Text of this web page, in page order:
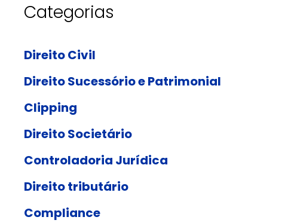
Categorias
Direito Civil
Direito Sucessório e Patrimonial
Clipping
Direito Societário
Controladoria Jurídica
Direito tributário
Compliance